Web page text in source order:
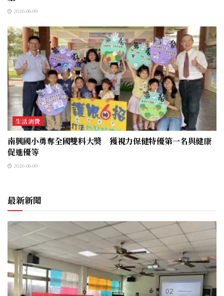
2026-06-09
生活消費
南興國小勇奪全國雙料大獎 獲視力保健特優第一名與健康
促進優等
2026-06-09
最新新聞